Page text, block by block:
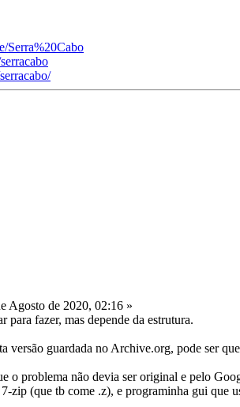
Serra%20Cabo
Agosto de 2020, 02:16 »
para fazer, mas depende da estrutura.
versão guardada no Archive.org, pode ser
o problema não devia ser original e pelo
zip (que tb come .z), e programinha gui que